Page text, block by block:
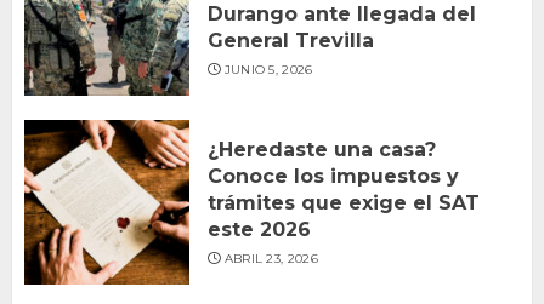
Durango ante llegada del
General Trevilla
JUNIO 5, 2026
¿Heredaste una casa?
Conoce los impuestos y
trámites que exige el SAT
este 2026
ABRIL 23, 2026